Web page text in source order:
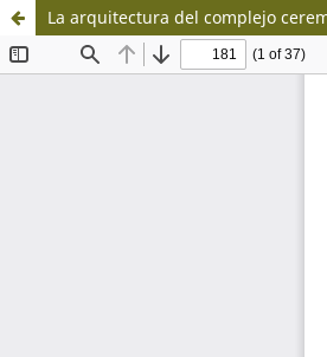
La arquitectura del complejo